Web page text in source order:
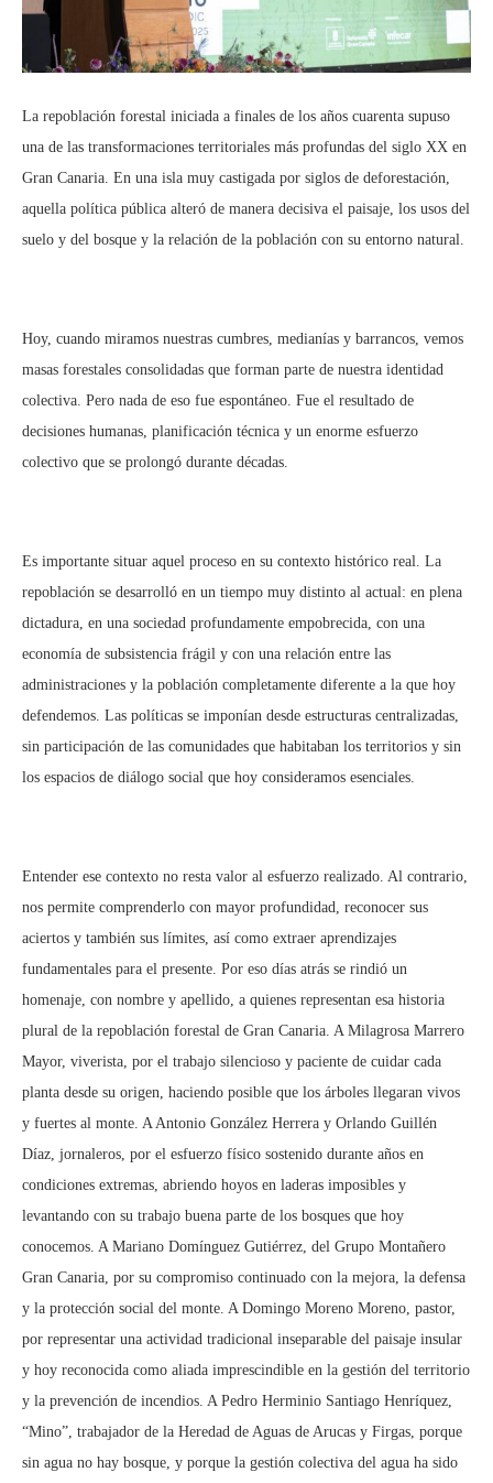
La repoblación forestal iniciada a finales de los años cuarenta supuso
una de las transformaciones territoriales más profundas del siglo XX en
Gran Canaria. En una isla muy castigada por siglos de deforestación,
aquella política pública alteró de manera decisiva el paisaje, los usos del
suelo y del bosque y la relación de la población con su entorno natural.
Hoy, cuando miramos nuestras cumbres, medianías y barrancos, vemos
masas forestales consolidadas que forman parte de nuestra identidad
colectiva. Pero nada de eso fue espontáneo. Fue el resultado de
decisiones humanas, planificación técnica y un enorme esfuerzo
colectivo que se prolongó durante décadas.
Es importante situar aquel proceso en su contexto histórico real. La
repoblación se desarrolló en un tiempo muy distinto al actual: en plena
dictadura, en una sociedad profundamente empobrecida, con una
economía de subsistencia frágil y con una relación entre las
administraciones y la población completamente diferente a la que hoy
defendemos. Las políticas se imponían desde estructuras centralizadas,
sin participación de las comunidades que habitaban los territorios y sin
los espacios de diálogo social que hoy consideramos esenciales.
Entender ese contexto no resta valor al esfuerzo realizado. Al contrario,
nos permite comprenderlo con mayor profundidad, reconocer sus
aciertos y también sus límites, así como extraer aprendizajes
fundamentales para el presente. Por eso días atrás se rindió un
homenaje, con nombre y apellido, a quienes representan esa historia
plural de la repoblación forestal de Gran Canaria. A Milagrosa Marrero
Mayor, viverista, por el trabajo silencioso y paciente de cuidar cada
planta desde su origen, haciendo posible que los árboles llegaran vivos
y fuertes al monte. A Antonio González Herrera y Orlando Guillén
Díaz, jornaleros, por el esfuerzo físico sostenido durante años en
condiciones extremas, abriendo hoyos en laderas imposibles y
levantando con su trabajo buena parte de los bosques que hoy
conocemos. A Mariano Domínguez Gutiérrez, del Grupo Montañero
Gran Canaria, por su compromiso continuado con la mejora, la defensa
y la protección social del monte. A Domingo Moreno Moreno, pastor,
por representar una actividad tradicional inseparable del paisaje insular
y hoy reconocida como aliada imprescindible en la gestión del territorio
y la prevención de incendios. A Pedro Herminio Santiago Henríquez,
“Mino”, trabajador de la Heredad de Aguas de Arucas y Firgas, porque
sin agua no hay bosque, y porque la gestión colectiva del agua ha sido